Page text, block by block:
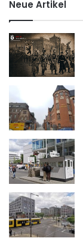
Neue Artikel